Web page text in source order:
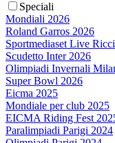
Speciali
Mondiali 2026
Roland Garros 2026
Sportmediaset Live
Scudetto Inter 2026
Olimpiadi Invernali
Super Bowl 2026
Eicma 2025
Mondiale per club 2025
EICMA Riding Fest
Paralimpiadi Parigi 2024